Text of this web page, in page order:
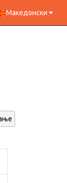
Македонски